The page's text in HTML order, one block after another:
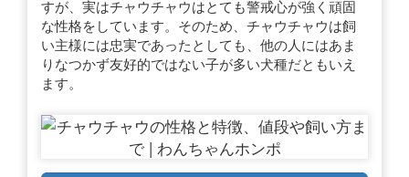
すが、実はチャウチャウはとても警戒心が強く頑固
な性格をしています。そのため、チャウチャウは飼
い主様には忠実であったとしても、他の人にはあま
りなつかず友好的ではない子が多い犬種だともいえ
ます。